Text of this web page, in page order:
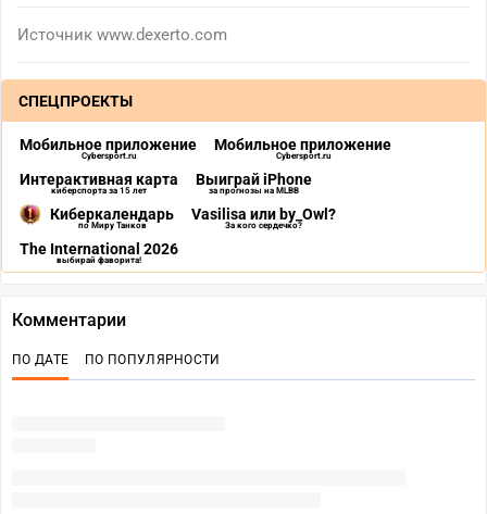
Источник www.dexerto.com
СПЕЦПРОЕКТЫ
Мобильное приложение
Cybersport.ru
Мобильное приложение
Cybersport.ru
Интерактивная карта
киберспорта за 15 лет
Выиграй iPhone
за прогнозы на MLBB
Киберкалендарь
по Миру Танков
Vasilisa или by_Owl?
За кого сердечко?
The International 2026
выбирай фаворита!
Комментарии
ПО ДАТЕ ПО ПОПУЛЯРНОСТИ